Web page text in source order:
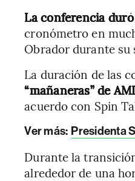
La conferencia
cronómetro en
Obrador durante su
La duración de las
“mañaneras” de
acuerdo con Spin
Ver más: Presidenta
Durante la
alrededor de una